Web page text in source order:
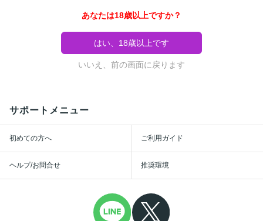
あなたは18歳以上ですか？
はい、18歳以上です
いいえ、前の画面に戻ります
サポートメニュー
初めての方へ ご利用ガイド
ヘルプ/お問合せ 推奨環境